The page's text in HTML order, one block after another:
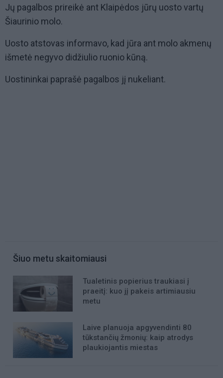
Jų pagalbos prireikė ant Klaipėdos jūrų uosto vartų
Šiaurinio molo.
Uosto atstovas informavo, kad jūra ant molo akmenų
išmetė negyvo didžiulio ruonio kūną.
Uostininkai paprašė pagalbos jį nukeliant.
Šiuo metu skaitomiausi
Tualetinis popierius traukiasi į
praeitį: kuo jį pakeis artimiausiu
metu
Laive planuoja apgyvendinti 80
tūkstančių žmonių: kaip atrodys
plaukiojantis miestas